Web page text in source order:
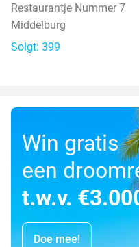
Restaurantje Nummer 7
Middelburg
Solgt: 399
Win gratis
een
t.w.v.
Doe mee!